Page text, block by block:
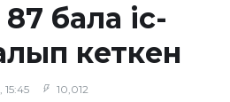
бала іс-
кеткен
10,012